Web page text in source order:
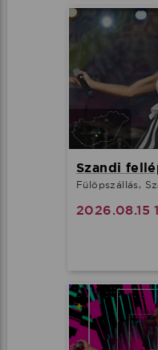
Szandi
Fülöpszállás,
2026.08.15